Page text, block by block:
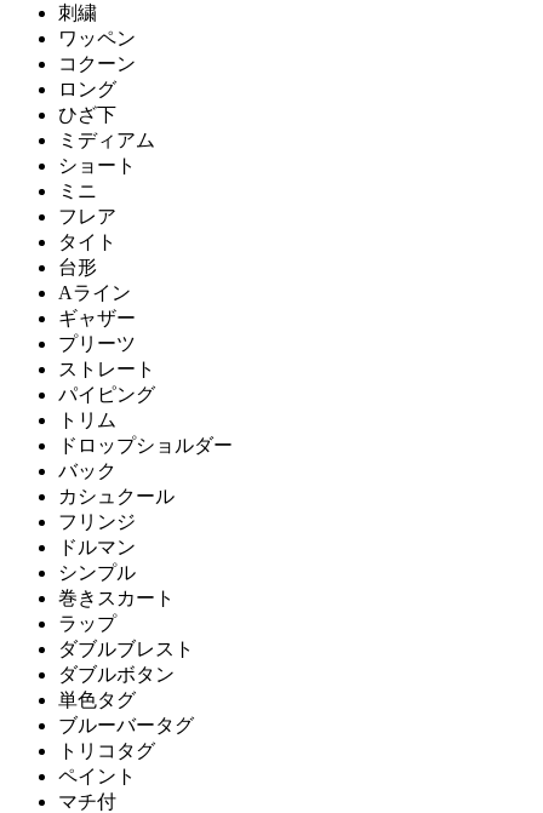
刺繍
ワッペン
コクーン
ロング
ひざ下
ミディアム
ショート
ミニ
フレア
タイト
台形
Aライン
ギャザー
プリーツ
ストレート
パイピング
トリム
ドロップショルダー
バック
カシュクール
フリンジ
ドルマン
シンプル
巻きスカート
ラップ
ダブルブレスト
ダブルボタン
単色タグ
ブルーバータグ
トリコタグ
ペイント
マチ付